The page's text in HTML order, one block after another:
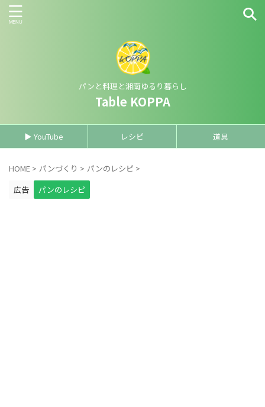
パンと料理と湘南ゆるり暮らし
Table KOPPA
▶ YouTube レシピ 道具
HOME > パンづくり > パンのレシピ >
広告
パンのレシピ